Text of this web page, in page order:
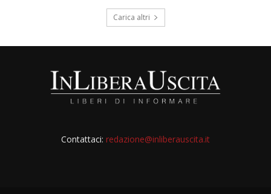
Carica altri
Contattaci: redazione@inliberauscita.it